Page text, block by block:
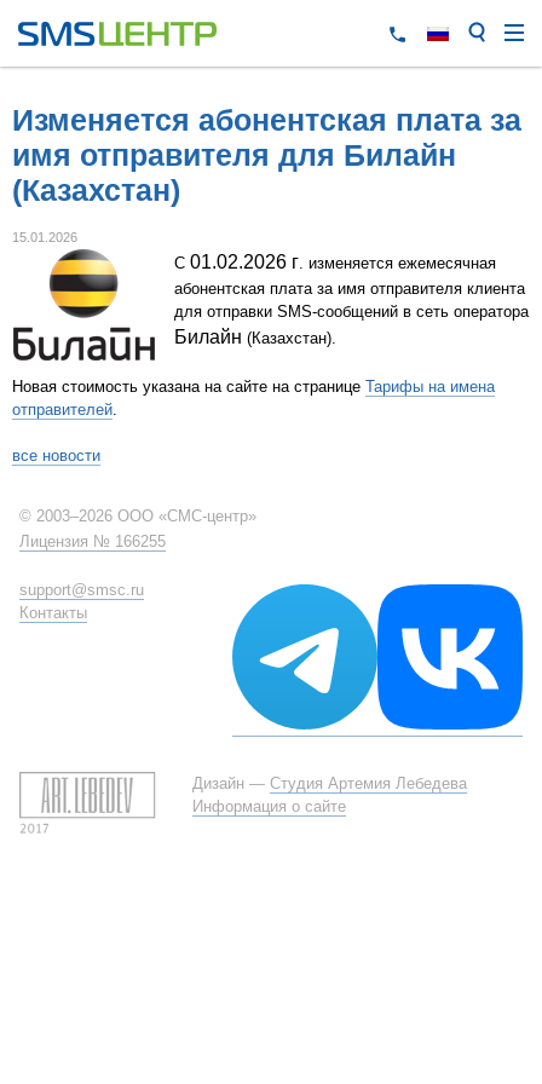
Изменяется абонентская плата за
имя отправителя для Билайн
(Казахстан)
15.01.2026
С 01.02.2026 г. изменяется ежемесячная
абонентская плата за имя отправителя клиента
для отправки SMS-сообщений в сеть оператора
Билайн (Казахстан).
Новая стоимость указана на сайте на странице Тарифы на имена
отправителей.
все новости
© 2003–2026 ООО «СМС-центр»
Лицензия № 166255
support@smsc.ru
Контакты
Дизайн — Студия Артемия Лебедева
Информация о сайте